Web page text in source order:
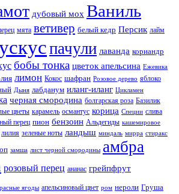
дубовый мох Ваниль
мята ветивер белый кедр Персик лайм
пачули лаванда кориандр
бобы тонка цветок апельсина Ежевика
лимон Кокос шафран Розовое дерево яблоко
Дыня лабданум иланг-иланг Цикламен
черная смородина болгарская роза Базилик
цветы карамель османтус корица Специи слива
перец пион бензоин Альдегиды кашемировое
лилия зеленые ноты ландыш миндаль мирра стиракс
замша лист черной смородины амбра
розовый перец ананас грейпфрут
ягоды апельсиновый цвет ром нероли Груша